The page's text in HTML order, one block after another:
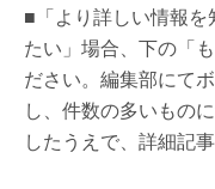
■「より詳しい情報を
たい」場合、下の「
ださい。編集部にて
し、件数の多いもの
したうえで、詳細記